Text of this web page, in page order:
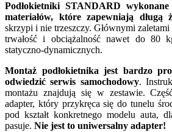
Podłokietniki STANDARD
materiałów, które zapewniają długą
skrzypi i nie trzeszczy. Głównymi
trwałość i obciążalność nawet do 80
statyczno-dynamicznych.
Montaż podłokietnika jest bardzo
odwiedzić serwis samochodowy.
montażu znajdują się w zestawie.
adapter, który przykręca się do tunelu
pod kształt konkretnego modelu auta,
pasuje. Nie jest to uniwersalny adapter!